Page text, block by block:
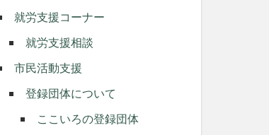
就労支援コーナー
就労支援相談
市民活動支援
登録団体について
ここいろの登録団体